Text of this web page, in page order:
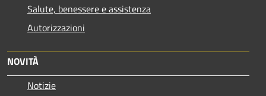
Salute, benessere e assistenza
Autorizzazioni
NOVITÀ
Notizie